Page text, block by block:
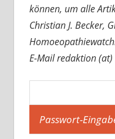
können, um alle
Christian J. Becker,
E-Mail redaktion